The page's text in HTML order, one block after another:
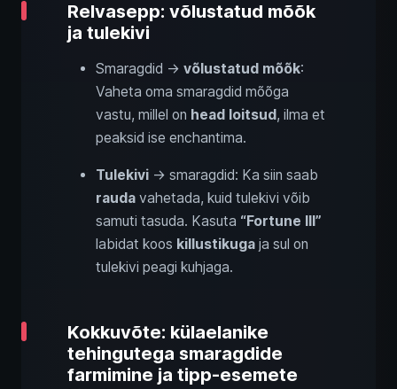
Relvasepp: võlustatud mõõk
ja tulekivi
Smaragdid → võlustatud mõõk:
Vaheta oma smaragdid mõõga
vastu, millel on head loitsud, ilma et
peaksid ise enchantima.
Tulekivi → smaragdid: Ka siin saab
rauda vahetada, kuid tulekivi võib
samuti tasuda. Kasuta “Fortune III”
labidat koos killustikuga ja sul on
tulekivi peagi kuhjaga.
Kokkuvõte: külaelanike
tehingutega smaragdide
farmimine ja tipp-esemete